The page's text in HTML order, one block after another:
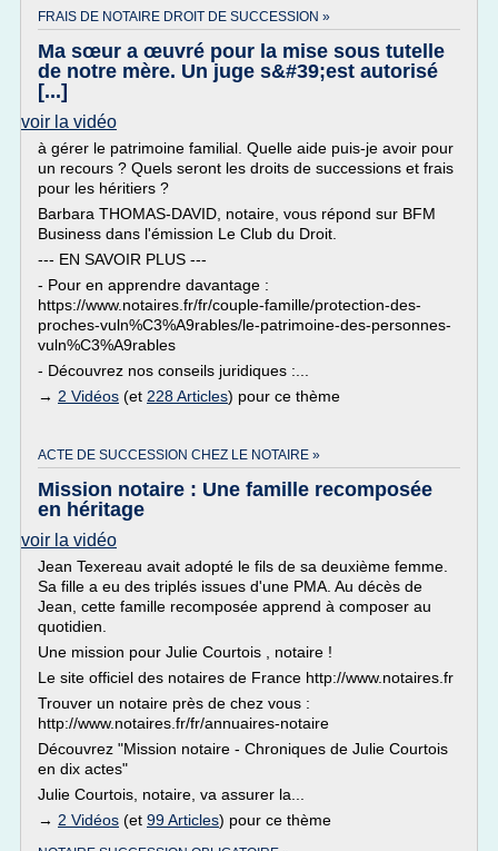
FRAIS DE NOTAIRE DROIT DE SUCCESSION »
Ma sœur a œuvré pour la mise sous tutelle
de notre mère. Un juge s&#39;est autorisé
[...]
voir la vidéo
à gérer le patrimoine familial. Quelle aide puis-je avoir pour
un recours ? Quels seront les droits de successions et frais
pour les héritiers ?
Barbara THOMAS-DAVID, notaire, vous répond sur BFM
Business dans l'émission Le Club du Droit.
--- EN SAVOIR PLUS ---
- Pour en apprendre davantage :
https://www.notaires.fr/fr/couple-famille/protection-des-
proches-vuln%C3%A9rables/le-patrimoine-des-personnes-
vuln%C3%A9rables
- Découvrez nos conseils juridiques :...
→ 2 Vidéos (et 228 Articles) pour ce thème
ACTE DE SUCCESSION CHEZ LE NOTAIRE »
Mission notaire : Une famille recomposée
en héritage
voir la vidéo
Jean Texereau avait adopté le fils de sa deuxième femme.
Sa fille a eu des triplés issues d'une PMA. Au décès de
Jean, cette famille recomposée apprend à composer au
quotidien.
Une mission pour Julie Courtois , notaire !
Le site officiel des notaires de France http://www.notaires.fr
Trouver un notaire près de chez vous :
http://www.notaires.fr/fr/annuaires-notaire
Découvrez "Mission notaire - Chroniques de Julie Courtois
en dix actes"
Julie Courtois, notaire, va assurer la...
→ 2 Vidéos (et 99 Articles) pour ce thème